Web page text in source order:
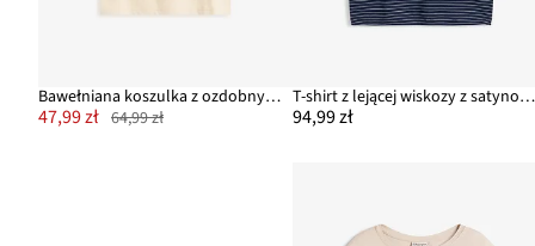
Bawełniana koszulka z ozdobnymi ćwiekami
47,99 zł 64,99 zł
T-shirt z lejącej wiskozy z satynowym karczkiem
94,99 zł